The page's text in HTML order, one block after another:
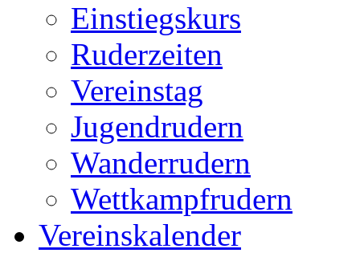
Einstiegskurs
Ruderzeiten
Vereinstag
Jugendrudern
Wanderrudern
Wettkampfrudern
Vereinskalender